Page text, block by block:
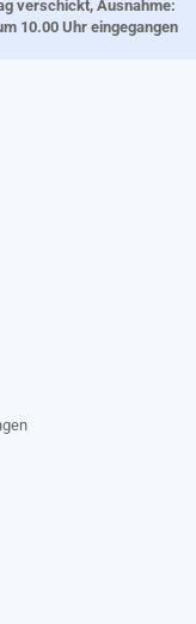
verschickt, Ausnahme:
10.00 Uhr eingegangen